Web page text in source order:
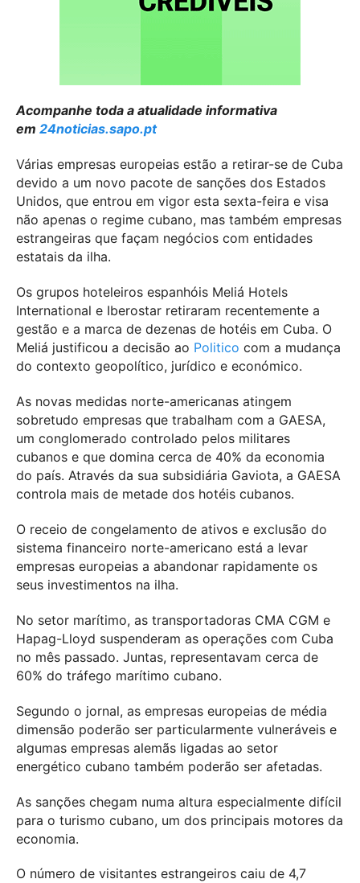
Acompanhe toda a atualidade informativa
em 24noticias.sapo.pt
Várias empresas europeias estão a retirar-se de Cuba
devido a um novo pacote de sanções dos Estados
Unidos, que entrou em vigor esta sexta-feira e visa
não apenas o regime cubano, mas também empresas
estrangeiras que façam negócios com entidades
estatais da ilha.
Os grupos hoteleiros espanhóis Meliá Hotels
International e Iberostar retiraram recentemente a
gestão e a marca de dezenas de hotéis em Cuba. O
Meliá justificou a decisão ao Politico com a mudança
do contexto geopolítico, jurídico e económico.
As novas medidas norte-americanas atingem
sobretudo empresas que trabalham com a GAESA,
um conglomerado controlado pelos militares
cubanos e que domina cerca de 40% da economia
do país. Através da sua subsidiária Gaviota, a GAESA
controla mais de metade dos hotéis cubanos.
O receio de congelamento de ativos e exclusão do
sistema financeiro norte-americano está a levar
empresas europeias a abandonar rapidamente os
seus investimentos na ilha.
No setor marítimo, as transportadoras CMA CGM e
Hapag-Lloyd suspenderam as operações com Cuba
no mês passado. Juntas, representavam cerca de
60% do tráfego marítimo cubano.
Segundo o jornal, as empresas europeias de média
dimensão poderão ser particularmente vulneráveis e
algumas empresas alemãs ligadas ao setor
energético cubano também poderão ser afetadas.
As sanções chegam numa altura especialmente difícil
para o turismo cubano, um dos principais motores da
economia.
O número de visitantes estrangeiros caiu de 4,7